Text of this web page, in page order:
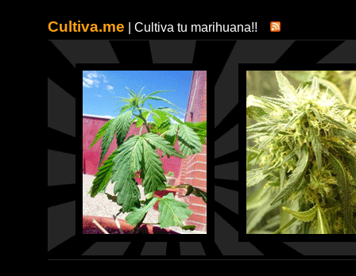
Cultiva.me | Cultiva tu marihuana!!